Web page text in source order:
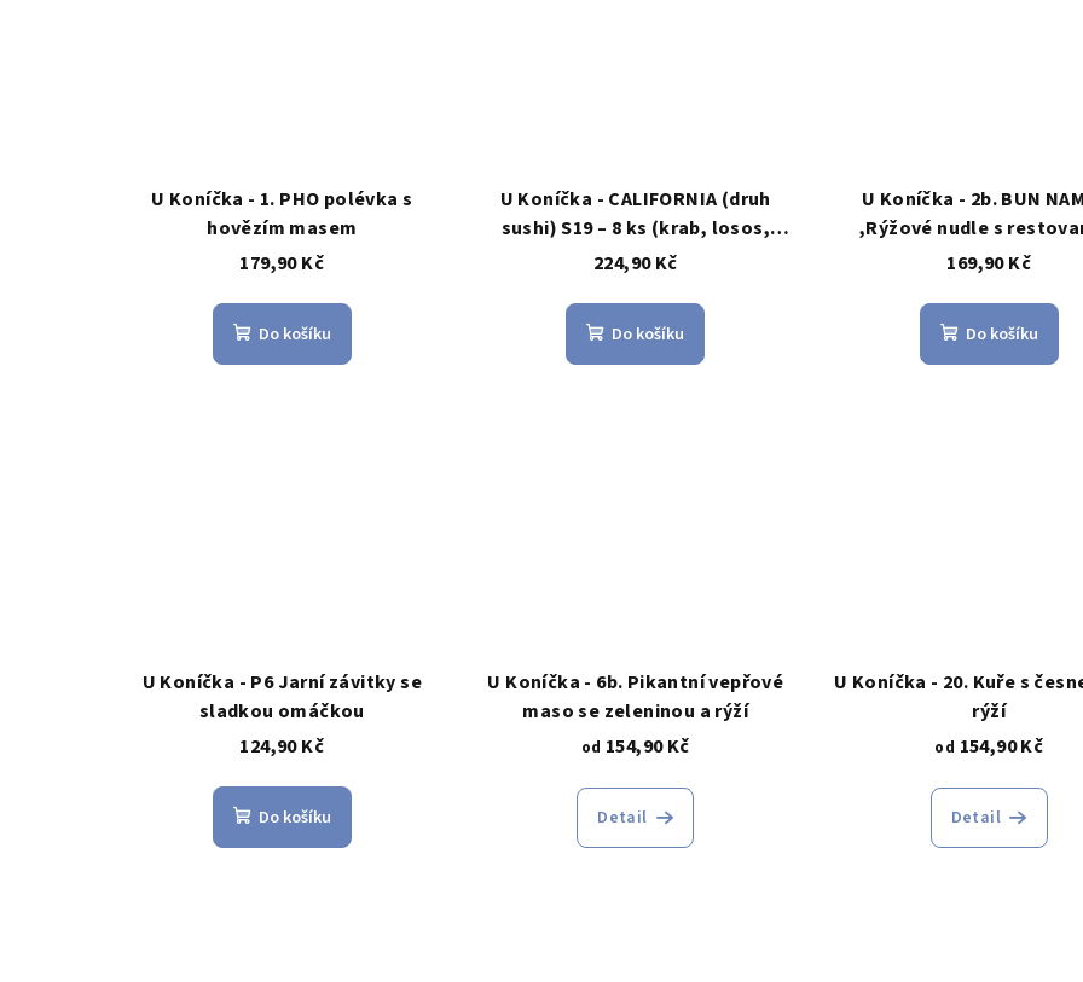
U Koníčka - 1. PHO polévka s
hovězím masem
179,90 Kč
Do košíku
U Koníčka - CALIFORNIA (druh
sushi) S19 – 8 ks (krab, losos,
avokádo, okurka)
224,90 Kč
Do košíku
U Koníčka - 2b. BUN
,Rýžové nudle s
hovězím masem,
169,90 Kč
Do košíku
U Koníčka - P6 Jarní závitky se
sladkou omáčkou
124,90 Kč
Do košíku
U Koníčka - 6b. Pikantní vepřové
maso se zeleninou a rýží
od 154,90 Kč
Detail
U Koníčka - 20. Kuře s
rýží
od 154,90 Kč
Detail